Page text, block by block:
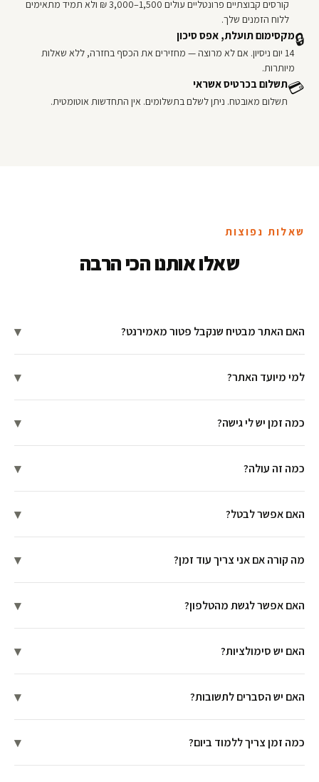
קורסים קבוצתיים פרונטליים עולים 1,500–3,000 ₪ ולא תמיד מתאימים
ללוח הזמנים שלך.
🔒מקסימום תועלת, אפס סיכון
14 יום ניסיון. אם לא מרוצה — מחזירים את הכסף בחזרה, ללא שאלות
מיותרות.
💳תשלום בכרטיס אשראי
תשלום מאובטח. ניתן לשלם בתשלומים. אין התחדשות אוטומטית.
שאלות נפוצות
שאלו אותנו הכי הרבה
האם האתר מבטיח שנקבל פטור מאמירנט? ▾
למי מיועד האתר? ▾
כמה זמן יש לי גישה? ▾
כמה זה עולה? ▾
האם אפשר לבטל? ▾
מה קורה אם אני צריך עוד זמן? ▾
האם אפשר לגשת מהטלפון? ▾
האם יש סימולציות? ▾
האם יש הסברים לתשובות? ▾
כמה זמן צריך ללמוד ביום? ▾